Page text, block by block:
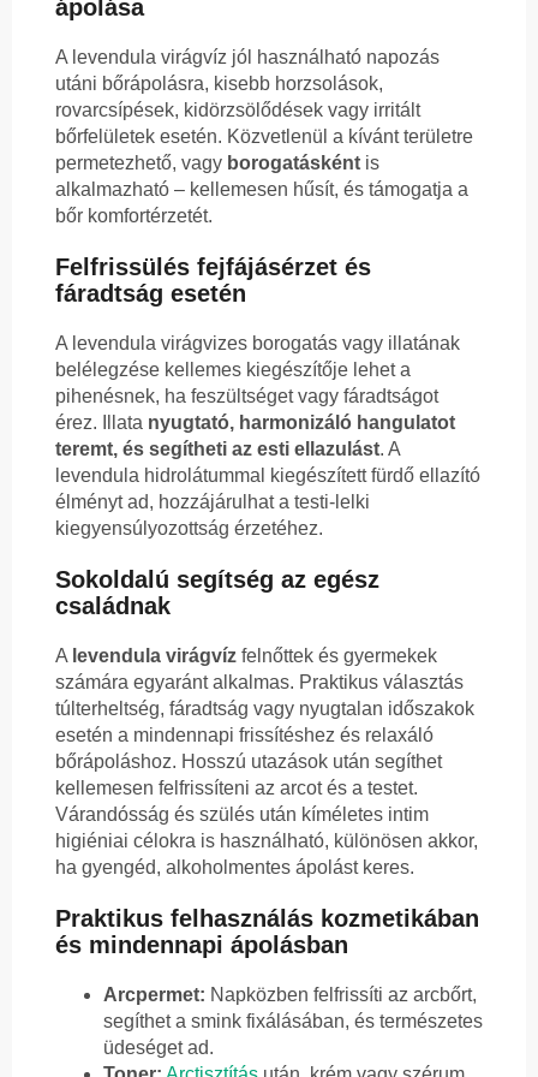
ápolása
A levendula virágvíz jól használható napozás
utáni bőrápolásra, kisebb horzsolások,
rovarcsípések, kidörzsölődések vagy irritált
bőrfelületek esetén. Közvetlenül a kívánt területre
permetezhető, vagy borogatásként is
alkalmazható – kellemesen hűsít, és támogatja a
bőr komfortérzetét.
Felfrissülés fejfájásérzet és
fáradtság esetén
A levendula virágvizes borogatás vagy illatának
belélegzése kellemes kiegészítője lehet a
pihenésnek, ha feszültséget vagy fáradtságot
érez. Illata nyugtató, harmonizáló hangulatot
teremt, és segítheti az esti ellazulást. A
levendula hidrolátummal kiegészített fürdő ellazító
élményt ad, hozzájárulhat a testi-lelki
kiegyensúlyozottság érzetéhez.
Sokoldalú segítség az egész
családnak
A levendula virágvíz felnőttek és gyermekek
számára egyaránt alkalmas. Praktikus választás
túlterheltség, fáradtság vagy nyugtalan időszakok
esetén a mindennapi frissítéshez és relaxáló
bőrápoláshoz. Hosszú utazások után segíthet
kellemesen felfrissíteni az arcot és a testet.
Várandósság és szülés után kíméletes intim
higiéniai célokra is használható, különösen akkor,
ha gyengéd, alkoholmentes ápolást keres.
Praktikus felhasználás kozmetikában
és mindennapi ápolásban
Arcpermet: Napközben felfrissíti az arcbőrt,
segíthet a smink fixálásában, és természetes
üdeséget ad.